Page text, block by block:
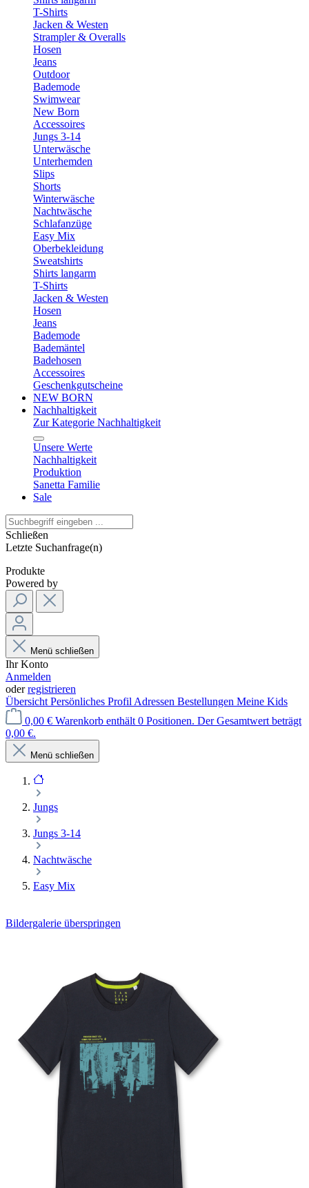
T-Shirts
Jacken & Westen
Strampler & Overalls
Hosen
Jeans
Outdoor
Bademode
Swimwear
New Born
Accessoires
Jungs 3-14
Unterwäsche
Unterhemden
Slips
Shorts
Winterwäsche
Nachtwäsche
Schlafanzüge
Easy Mix
Oberbekleidung
Sweatshirts
Shirts langarm
T-Shirts
Jacken & Westen
Hosen
Jeans
Bademode
Bademäntel
Badehosen
Accessoires
Geschenkgutscheine
NEW BORN
Nachhaltigkeit
Zur Kategorie Nachhaltigkeit
Unsere Werte
Nachhaltigkeit
Produktion
Sanetta Familie
Sale
Schließen
Letzte Suchanfrage(n)
Produkte
Powered by
Menü schließen
Ihr Konto
Anmelden
oderregistrieren
Übersicht Persönliches Profil Adressen Bestellungen Meine Kids
0,00 € Warenkorb enthält 0 Positionen. Der Gesamtwert beträgt
0,00 €.
Menü schließen
Jungs
Jungs 3-14
Nachtwäsche
Easy Mix
Bildergalerie überspringen